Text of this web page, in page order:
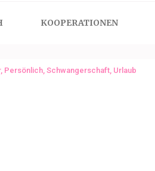
KOOPERATIONEN
, Persönlich, Schwangerschaft, Urlaub